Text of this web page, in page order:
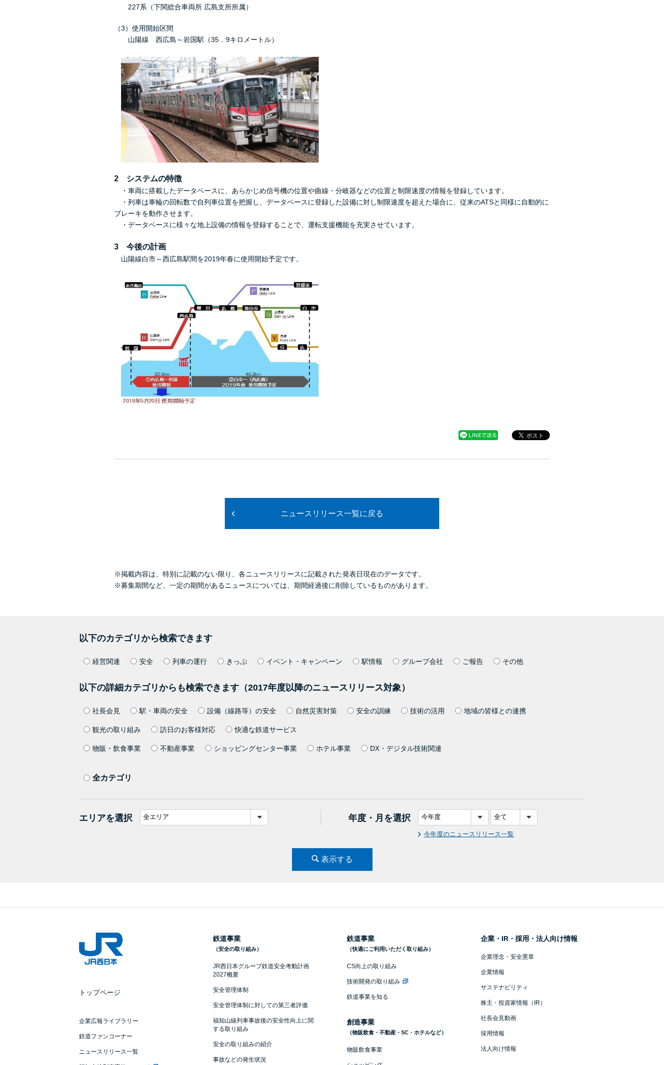
227系（下関総合車両所 広島支所所属）
（3）使用開始区間
山陽線 西広島～岩国駅（35．9キロメートル）
2 システムの特徴
・車両に搭載したデータベースに、あらかじめ信号機の位置や曲線・分岐器などの位置と制限速度の情報を登録しています。
・列車は車輪の回転数で自列車位置を把握し、データベースに登録した設備に対し制限速度を超えた場合に、従来のATSと同様に自動的に
ブレーキを動作させます。
・データベースに様々な地上設備の情報を登録することで、運転支援機能を充実させています。
3 今後の計画
山陽線白市～西広島駅間を2019年春に使用開始予定です。
ニュースリリース一覧に戻る
※掲載内容は、特別に記載のない限り、各ニュースリリースに記載された発表日現在のデータです。
※募集期間など、一定の期間があるニュースについては、期間経過後に削除しているものがあります。
以下のカテゴリから検索できます
経営関連 安全 列車の運行 きっぷ イベント・キャンペーン 駅情報 グループ会社 ご報告 その他
以下の詳細カテゴリからも検索できます（2017年度以降のニュースリリース対象）
社長会見 駅・車両の安全 設備（線路等）の安全 自然災害対策 安全の訓練 技術の活用 地域の皆様との連携
観光の取り組み 訪日のお客様対応 快適な鉄道サービス
物販・飲食事業 不動産事業 ショッピングセンター事業 ホテル事業 DX・デジタル技術関連
全カテゴリ
エリアを選択 年度・月を選択
今年度のニュースリリース一覧
表示する
トップページ
鉄道事業
（安全の取り組み）
JR西日本グループ鉄道安全考動計画
2027概要
安全管理体制
安全管理体制に対しての第三者評価
福知山線列車事故後の安全性向上に関
する取り組み
安全の取り組みの紹介
事故などの発生状況
鉄道事業
（快適にご利用いただく取り組み）
CS向上の取り組み
技術開発の取り組み
鉄道事業を知る
創造事業
（物販飲食・不動産・SC・ホテルなど）
物販飲食事業
企業・IR・採用・法人向け情報
企業理念・安全憲章
企業情報
サステナビリティ
株主・投資家情報（IR）
社長会見動画
採用情報
法人向け情報
企業広報ライブラリー
鉄道ファンコーナー
ニュースリリース一覧